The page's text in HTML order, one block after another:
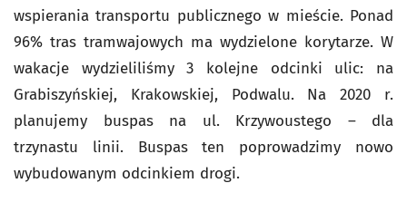
wspierania transportu publicznego w mieście. Ponad
96% tras tramwajowych ma wydzielone korytarze. W
wakacje wydzieliliśmy 3 kolejne odcinki ulic: na
Grabiszyńskiej, Krakowskiej, Podwalu. Na 2020 r.
planujemy buspas na ul. Krzywoustego – dla
trzynastu linii. Buspas ten poprowadzimy nowo
wybudowanym odcinkiem drogi.